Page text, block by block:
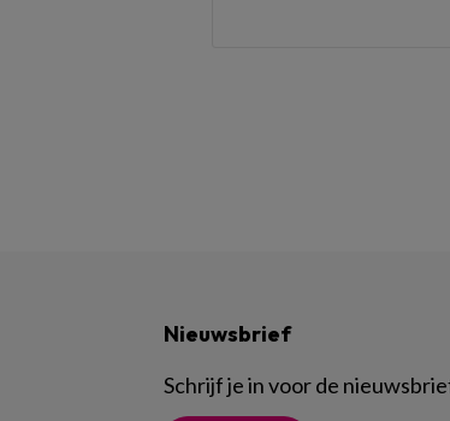
Nieuwsbrief
Schrijf je in voor de